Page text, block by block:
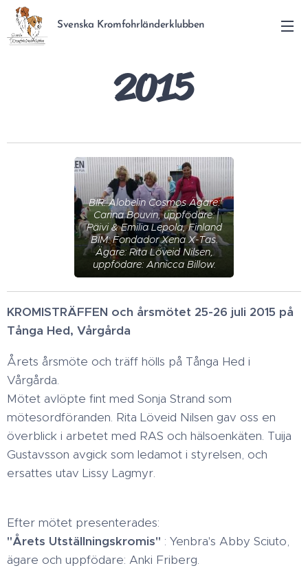
Svenska Kromfohrländerklubben
2015
BIR: Alobelin Cosmos Ägare:
Carina Bouvin, uppfödare:
Päivi & Emilia Lepola, Finland
BIM: Fondador Xena X-Tas.
Ägare: Rita Löveid Nilsen,
uppfödare: Annicca Billow.
KROMISTRÄFFEN och årsmötet 25-26 juli 2015 på
Tånga Hed, Vårgårda
Årets årsmöte och träff hölls på Tånga Hed i
Vårgårda.
Mötet avlöpte fint med Sonja Strand som
mötesordföranden. Rita Löveid Nilsen gav oss en
överblick i arbetet med RAS och hälsoenkäten. Tuija
Gustavsson avgick som ledamot i styrelsen, och
ersattes utav Lissy Lagmyr.
Efter mötet presenterades:
"Årets Utställningskromis" : Yenbra's Abby Sciuto,
ägare och uppfödare: Anki Friberg.